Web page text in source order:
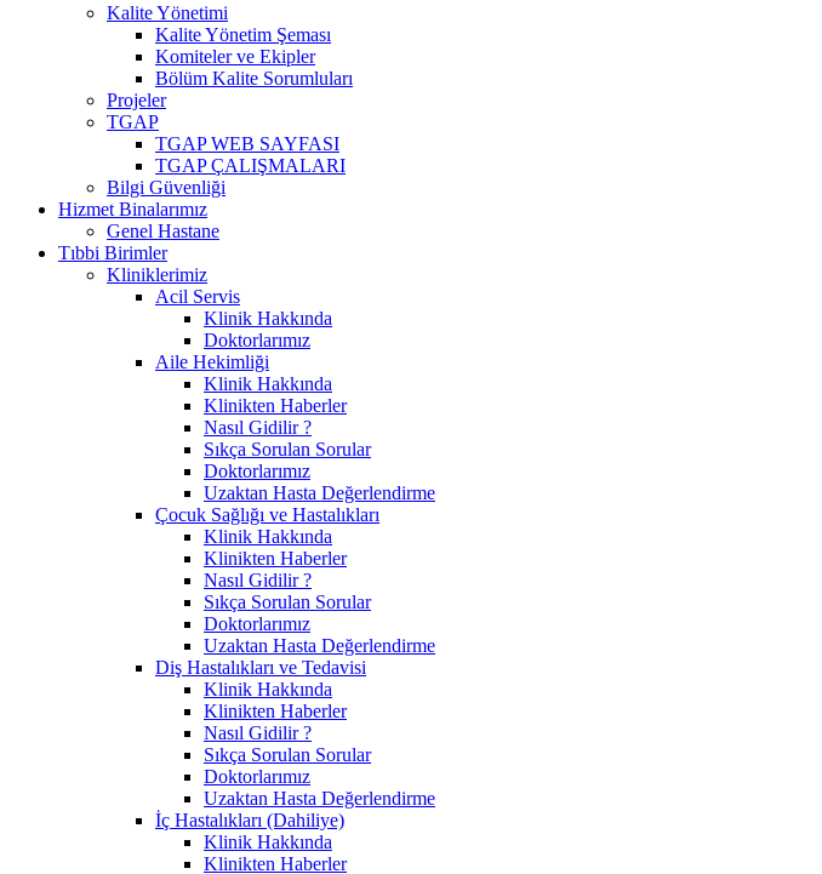
Kalite Yönetimi
Kalite Yönetim Şeması
Komiteler ve Ekipler
Bölüm Kalite Sorumluları
Projeler
TGAP
TGAP WEB SAYFASI
TGAP ÇALIŞMALARI
Bilgi Güvenliği
Hizmet Binalarımız
Genel Hastane
Tıbbi Birimler
Kliniklerimiz
Acil Servis
Klinik Hakkında
Doktorlarımız
Aile Hekimliği
Klinik Hakkında
Klinikten Haberler
Nasıl Gidilir ?
Sıkça Sorulan Sorular
Doktorlarımız
Uzaktan Hasta Değerlendirme
Çocuk Sağlığı ve Hastalıkları
Klinik Hakkında
Klinikten Haberler
Nasıl Gidilir ?
Sıkça Sorulan Sorular
Doktorlarımız
Uzaktan Hasta Değerlendirme
Diş Hastalıkları ve Tedavisi
Klinik Hakkında
Klinikten Haberler
Nasıl Gidilir ?
Sıkça Sorulan Sorular
Doktorlarımız
Uzaktan Hasta Değerlendirme
İç Hastalıkları (Dahiliye)
Klinik Hakkında
Klinikten Haberler